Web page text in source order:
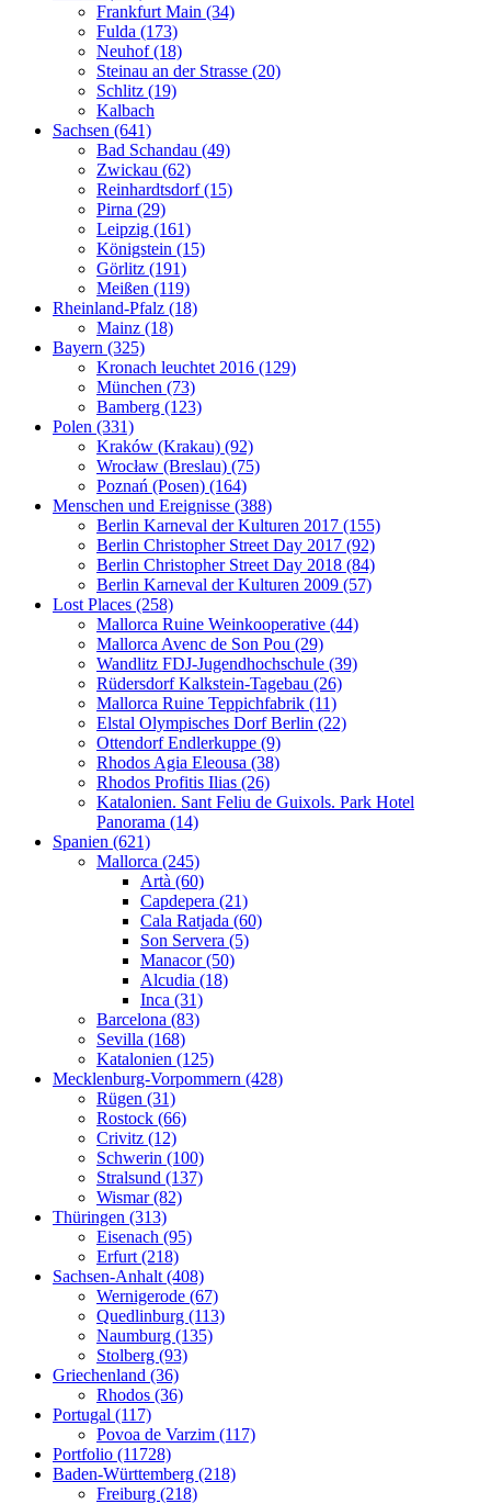
Frankfurt Main (34)
Fulda (173)
Neuhof (18)
Steinau an der Strasse (20)
Schlitz (19)
Kalbach
Sachsen (641)
Bad Schandau (49)
Zwickau (62)
Reinhardtsdorf (15)
Pirna (29)
Leipzig (161)
Königstein (15)
Görlitz (191)
Meißen (119)
Rheinland-Pfalz (18)
Mainz (18)
Bayern (325)
Kronach leuchtet 2016 (129)
München (73)
Bamberg (123)
Polen (331)
Kraków (Krakau) (92)
Wrocław (Breslau) (75)
Poznań (Posen) (164)
Menschen und Ereignisse (388)
Berlin Karneval der Kulturen 2017 (155)
Berlin Christopher Street Day 2017 (92)
Berlin Christopher Street Day 2018 (84)
Berlin Karneval der Kulturen 2009 (57)
Lost Places (258)
Mallorca Ruine Weinkooperative (44)
Mallorca Avenc de Son Pou (29)
Wandlitz FDJ-Jugendhochschule (39)
Rüdersdorf Kalkstein-Tagebau (26)
Mallorca Ruine Teppichfabrik (11)
Elstal Olympisches Dorf Berlin (22)
Ottendorf Endlerkuppe (9)
Rhodos Agia Eleousa (38)
Rhodos Profitis Ilias (26)
Katalonien. Sant Feliu de Guixols. Park Hotel
Panorama (14)
Spanien (621)
Mallorca (245)
Artà (60)
Capdepera (21)
Cala Ratjada (60)
Son Servera (5)
Manacor (50)
Alcudia (18)
Inca (31)
Barcelona (83)
Sevilla (168)
Katalonien (125)
Mecklenburg-Vorpommern (428)
Rügen (31)
Rostock (66)
Crivitz (12)
Schwerin (100)
Stralsund (137)
Wismar (82)
Thüringen (313)
Eisenach (95)
Erfurt (218)
Sachsen-Anhalt (408)
Wernigerode (67)
Quedlinburg (113)
Naumburg (135)
Stolberg (93)
Griechenland (36)
Rhodos (36)
Portugal (117)
Povoa de Varzim (117)
Portfolio (11728)
Baden-Württemberg (218)
Freiburg (218)